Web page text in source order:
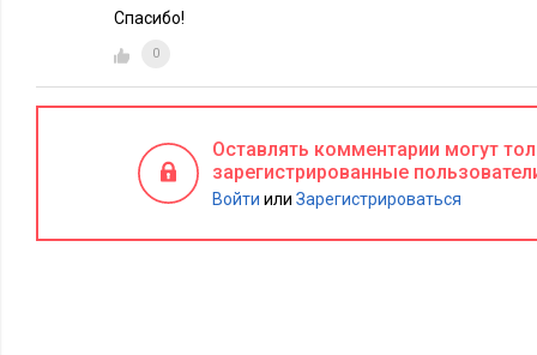
Спасибо!
0
Оставлять комментарии могут
зарегистрированные
Войти или Зарегистрироваться